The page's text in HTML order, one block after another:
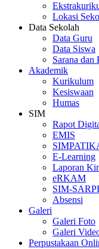
Lokasi
Data Sekolah
Data Guru
Data Siswa
Sarana dan
Akademik
Kurikulum
Kesiswaan
Humas
SIM
Rapot
EMIS
E-Learning
Laporan
eRKAM
SIM-
Absensi
Galeri
Galeri Foto
Galeri
Perpustakaan